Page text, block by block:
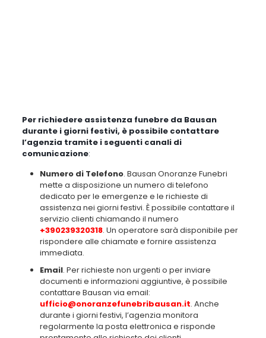
un’assistenza tempestiva e professionale alle famiglie in un momento
così delicato.
Conclusione
In conclusione,è fondamentale sottolineare l’importanza del
servizio funebre garantito anche nei giorni festivi da Bausan
Onoranze Funebri. La disponibilità di assistenza durante questi
periodi speciali è cruciale per le famiglie che affrontano la perdita di
un caro e hanno bisogno di supporto e compassione.
dedizione e alla professionalità del team di Bausan, le famiglie
possono contare su un servizio completo e tempestivo, anche nei
momenti più difficili.
tenere a mente Bausan e i suoi servizi affidabili.Che si tratti di un
trasporto della salma, dell’organizzazione di cerimonie o del
supporto burocratico, Bausan è sempre pronto a offrire un aiuto
concreto e umano.Che ogni famiglia possa trovare conforto e
serenità sapendo di poter contare su un partner affidabile come
Bausan Onoranze Funebri per ogni esigenza.